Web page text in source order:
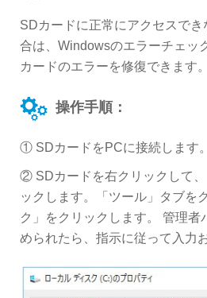
SDカードに正常にアクセスで
合は、Windowsのエラーチェッ
カードのエラーを修復できます。
操作手順：
① SDカードをPCに接続します。
② SDカードを右クリックして
ックします。「ツール」タブを
ク」をクリックします。 管理者
められたら、指示に従って入力